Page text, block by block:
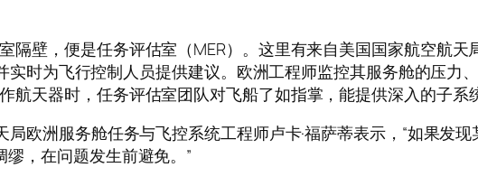
隔壁，便是任务评估室（MER）。这里有来自美国国家航空航天
实时为飞行控制人员提供建议。欧洲工程师监控其服务舱的压力
天器时，任务评估室团队对飞船了如指掌，能提供深入的子系
欧洲服务舱任务与飞控系统工程师卢卡·福萨蒂表示，“如果发
，在问题发生前避免。”